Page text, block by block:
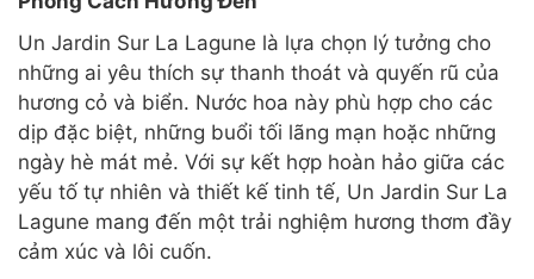
Un Jardin Sur La Lagune là lựa chọn lý tưởng cho
những ai yêu thích sự thanh thoát và quyến rũ của
hương cỏ và biển. Nước hoa này phù hợp cho các
dịp đặc biệt, những buổi tối lãng mạn hoặc những
ngày hè mát mẻ. Với sự kết hợp hoàn hảo giữa các
yếu tố tự nhiên và thiết kế tinh tế, Un Jardin Sur La
Lagune mang đến một trải nghiệm hương thơm đầy
cảm xúc và lôi cuốn.